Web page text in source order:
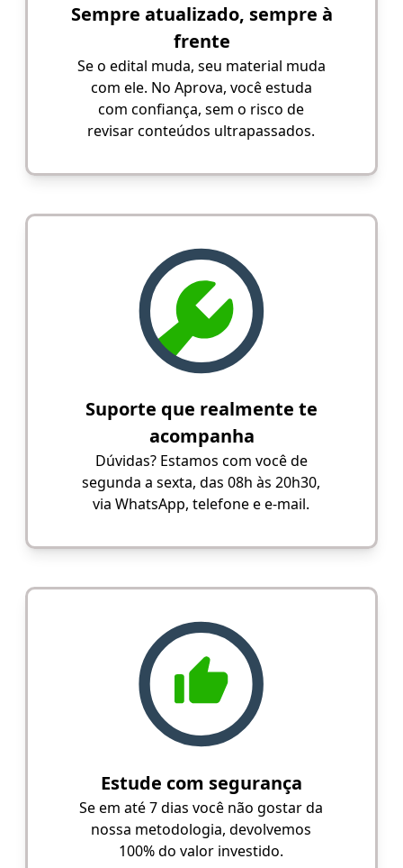
Sempre atualizado, sempre à
frente
Se o edital muda, seu material muda
com ele. No Aprova, você estuda
com confiança, sem o risco de
revisar conteúdos ultrapassados.
Suporte que realmente te
acompanha
Dúvidas? Estamos com você de
segunda a sexta, das 08h às 20h30,
via WhatsApp, telefone e e-mail.
Estude com segurança
Se em até 7 dias você não gostar da
nossa metodologia, devolvemos
100% do valor investido.